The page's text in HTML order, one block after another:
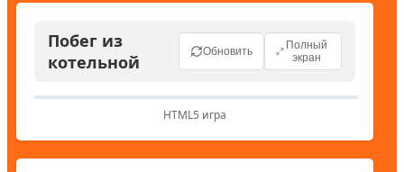
Побег из
котельной
Обновить
Полный
экран
HTML5 игра